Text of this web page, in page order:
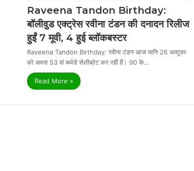
Raveena Tandon Birthday:
बॉलीवुड एक्ट्रेस रवीना टंडन की दनादन रिलीज
हुईं 7 मूवी, 4 हुई ब्लॉकबस्टर
Raveena Tandon Birthday: रवीना टंडन आज यानि 26 अक्टूबर
को अपना 53 वां बर्थडे सेलीब्रेट कर रहीं हैं। 90 के…
Read More »